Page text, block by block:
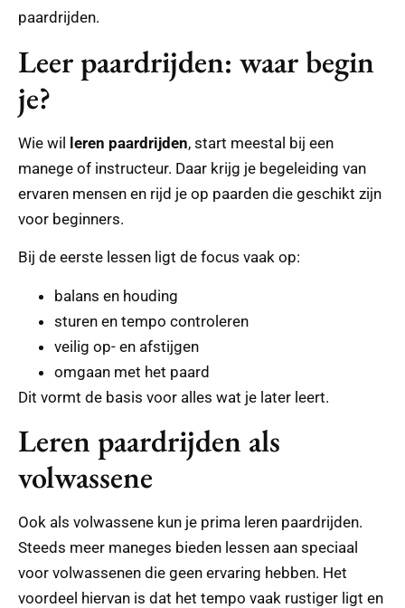
paardrijden.
Leer paardrijden: waar begin
je?
Wie wil leren paardrijden, start meestal bij een
manege of instructeur. Daar krijg je begeleiding van
ervaren mensen en rijd je op paarden die geschikt zijn
voor beginners.
Bij de eerste lessen ligt de focus vaak op:
balans en houding
sturen en tempo controleren
veilig op- en afstijgen
omgaan met het paard
Dit vormt de basis voor alles wat je later leert.
Leren paardrijden als
volwassene
Ook als volwassene kun je prima leren paardrijden.
Steeds meer maneges bieden lessen aan speciaal
voor volwassenen die geen ervaring hebben. Het
voordeel hiervan is dat het tempo vaak rustiger ligt en